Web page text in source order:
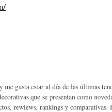
gusta estar al día de las últimas
que se presentan como
rewiews, rankings y comparativas.